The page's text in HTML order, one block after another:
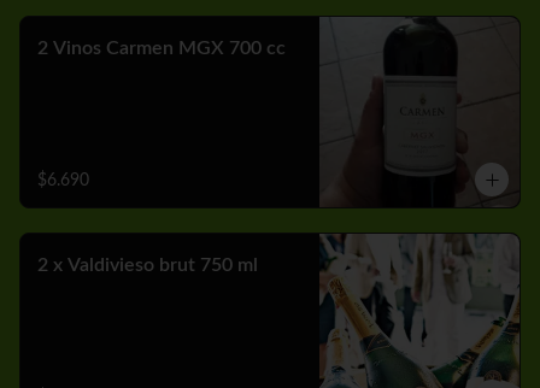
2 Vinos Carmen MGX 700 cc
$6.690
2 x Valdivieso brut 750 ml